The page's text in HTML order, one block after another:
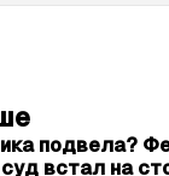
подвела?
встал на